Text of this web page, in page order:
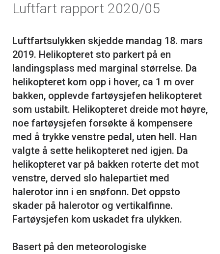
Luftfart rapport 2020/05
Luftfartsulykken skjedde mandag 18. mars
2019. Helikopteret sto parkert på en
landingsplass med marginal størrelse. Da
helikopteret kom opp i hover, ca 1 m over
bakken, opplevde fartøysjefen helikopteret
som ustabilt. Helikopteret dreide mot høyre,
noe fartøysjefen forsøkte å kompensere
med å trykke venstre pedal, uten hell. Han
valgte å sette helikopteret ned igjen. Da
helikopteret var på bakken roterte det mot
venstre, derved slo halepartiet med
halerotor inn i en snøfonn. Det oppsto
skader på halerotor og vertikalfinne.
Fartøysjefen kom uskadet fra ulykken.
Basert på den meteorologiske